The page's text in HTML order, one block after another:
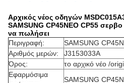
Αρχικός νέος οδηγών
SAMSUNG CP45NEO CP55
να πωλήσει
Περιγραφή:
SAMSUNG
Αριθμός μερών:
J3153033A
Όρος:
το αρχικό νέο /
Εφαρμόσιμα
SAMSUNG